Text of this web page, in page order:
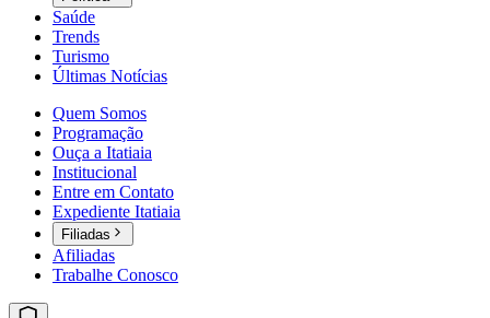
Saúde
Trends
Turismo
Últimas Notícias
Quem Somos
Programação
Ouça a Itatiaia
Institucional
Entre em Contato
Expediente Itatiaia
Filiadas
Afiliadas
Trabalhe Conosco